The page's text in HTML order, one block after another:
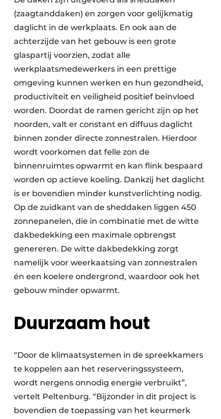
(zaagtanddaken) en zorgen voor gelijkmatig
daglicht in de werkplaats. En ook aan de
achterzijde van het gebouw is een grote
glaspartij voorzien, zodat alle
werkplaatsmedewerkers in een prettige
omgeving kunnen werken en hun gezondheid,
productiviteit en veiligheid positief beïnvloed
worden. Doordat de ramen gericht zijn op het
noorden, valt er constant en diffuus daglicht
binnen zonder directe zonnestralen. Hierdoor
wordt voorkomen dat felle zon de
binnenruimtes opwarmt en kan flink bespaard
worden op actieve koeling. Dankzij het daglicht
is er bovendien minder kunstverlichting nodig.
Op de zuidkant van de sheddaken liggen 450
zonnepanelen, die in combinatie met de witte
dakbedekking een maximale opbrengst
genereren. De witte dakbedekking zorgt
namelijk voor weerkaatsing van zonnestralen
én een koelere ondergrond, waardoor ook het
gebouw minder opwarmt.
Duurzaam hout
“Door de klimaatsystemen in de spreekkamers
te koppelen aan het reserveringssysteem,
wordt nergens onnodig energie verbruikt”,
vertelt Peltenburg. “Bijzonder in dit project is
bovendien de toepassing van het keurmerk